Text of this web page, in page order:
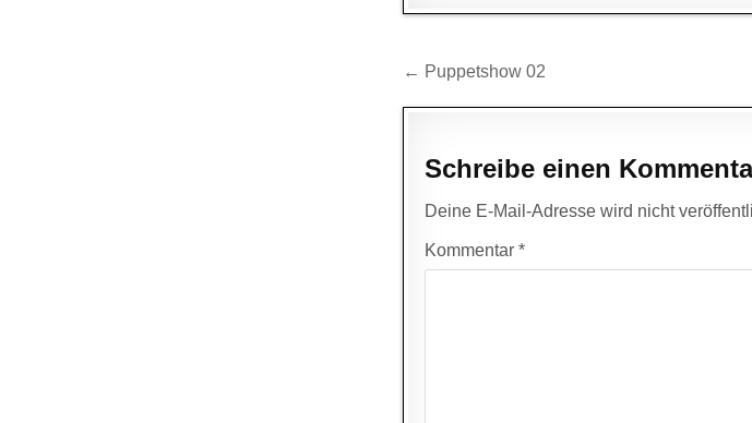
Beitragsnavigation
← Puppetshow 02
Schreibe einen
Deine E-Mail-Adresse wird nicht
Kommentar*